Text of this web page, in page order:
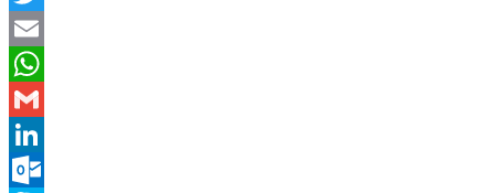
Twitter
Email
WhatsApp
Gmail
LinkedIn